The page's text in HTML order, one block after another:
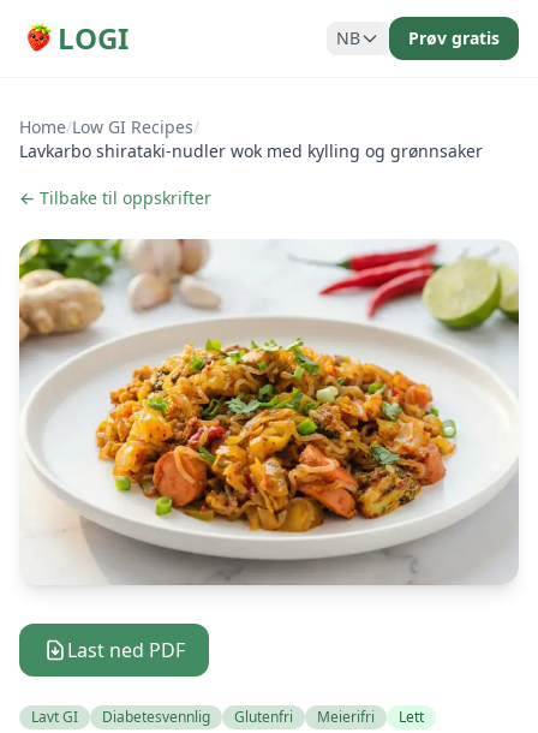
LOGI NB Prøv gratis
Home/Low GI Recipes/
Lavkarbo shirataki-nudler wok med kylling og grønnsaker
← Tilbake til oppskrifter
Last ned PDF
Lavt GI Diabetesvennlig Glutenfri Meierifri Lett